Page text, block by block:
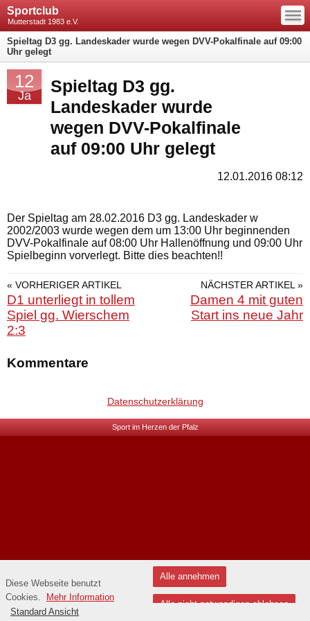
Sportclub
Mutterstadt 1983 e.V.
—
—
—
Spieltag D3 gg. Landeskader wurde wegen DVV-Pokalfinale auf 09:00
Uhr gelegt
12
Ja
Spieltag D3 gg.
Landeskader wurde
wegen DVV-Pokalfinale
auf 09:00 Uhr gelegt
12.01.2016 08:12
Der Spieltag am 28.02.2016 D3 gg. Landeskader w
2002/2003 wurde wegen dem um 13:00 Uhr beginnenden
DVV-Pokalfinale auf 08:00 Uhr Hallenöffnung und 09:00 Uhr
Spielbeginn vorverlegt. Bitte dies beachten!!
« VORHERIGER ARTIKEL
D1 unterliegt in tollem
Spiel gg. Wierschem
2:3
NÄCHSTER ARTIKEL »
Damen 4 mit guten
Start ins neue Jahr
Kommentare
Datenschutzerklärung
Sport im Herzen der Pfalz
Standard Ansicht
Diese Webseite benutzt
Cookies.
Mehr Information
Alle annehmen
Alle nicht notwendigen ablehnen